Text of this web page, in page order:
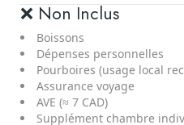
❌ Non Inclus
Boissons
Dépenses personnelles
Pourboires (usage local
Assurance voyage
AVE (≈ 7 CAD)
Supplément chambre